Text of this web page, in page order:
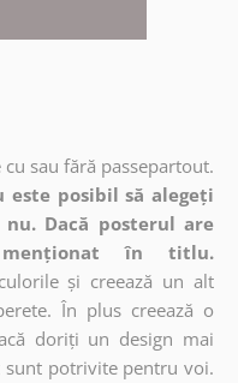
sau fără passepartout.
posibil să alegeți
Dacă posterul are
menționat în titlu.
și creează un alt
În plus creează o
doriți un design mai
sunt potrivite pentru voi.